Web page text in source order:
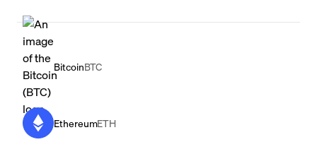
BitcoinBTC
EthereumETH